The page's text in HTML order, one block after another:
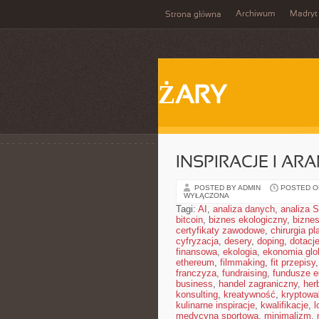
Strona główna Archiwum Madryt
ŻARY
INSPIRACJE I
POSTED BY ADMIN POSTED
WYŁĄCZONA
Tagi: AI , analiza danych, analiza
bitcoin, biznes ekologiczny,
certyfikaty zawodowe, chirurgia
cyfryzacja, desery, doping, dotacje
finansowa, ekologia, ekonomia
ethereum, filmmaking, fit przepisy,
franczyza, fundraising, fundusze
business, handel zagraniczny,
konsulting, kreatywność,
kulinarne inspiracje, kwalifikacje,
medycyna sportowa, minimalizm,